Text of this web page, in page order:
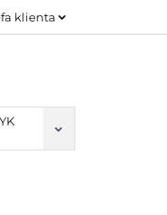
klienta
cookies